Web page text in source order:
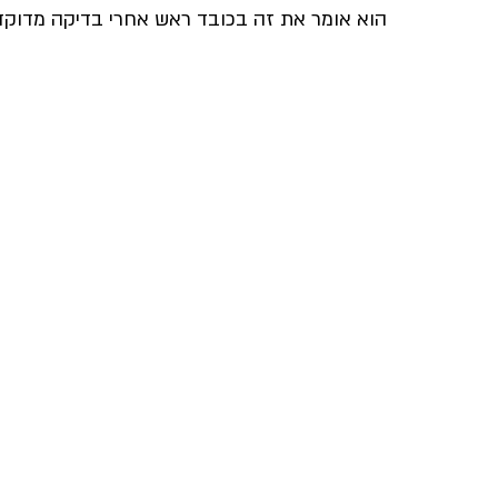
הוא אומר את זה בכובד ראש אחרי בדיקה